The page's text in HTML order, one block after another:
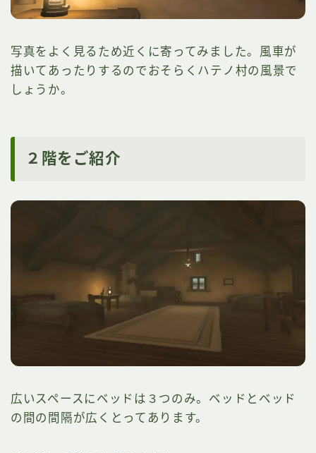
写真をよく見るため近くに寄ってみました。風車が
描いてあったりするのでおそらくハテノ村の風景で
しょうか。
２階をご紹介
広いスペースにベッドは３つのみ。ベッドとベッド
の間の間隔が広くとってあります。